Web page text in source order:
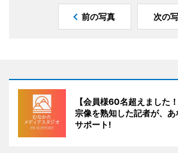
前の写真 次の
【会員様60名超えました！
宗像を熟知した記者が、
サポート!